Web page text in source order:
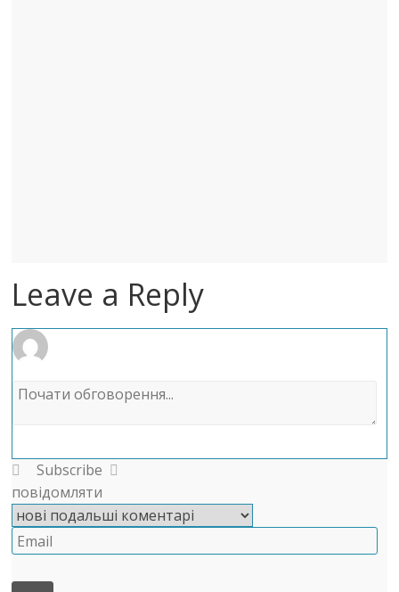
Leave a Reply
Subscribe
повідомляти